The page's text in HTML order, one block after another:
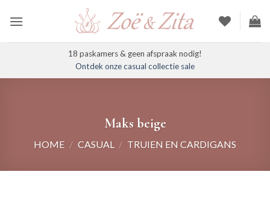
naar
18 paskamers & geen afspraak nodig!
Ontdek onze casual collectie sale
Maks beige
HOME / CASUAL / TRUIEN EN CARDIGANS